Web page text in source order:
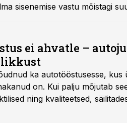
sisenemise vastu mõistagi
ei ahvatle –
ka autotööstusesse, kus
on. Kui palju mõjutab
ning kvaliteetsed,